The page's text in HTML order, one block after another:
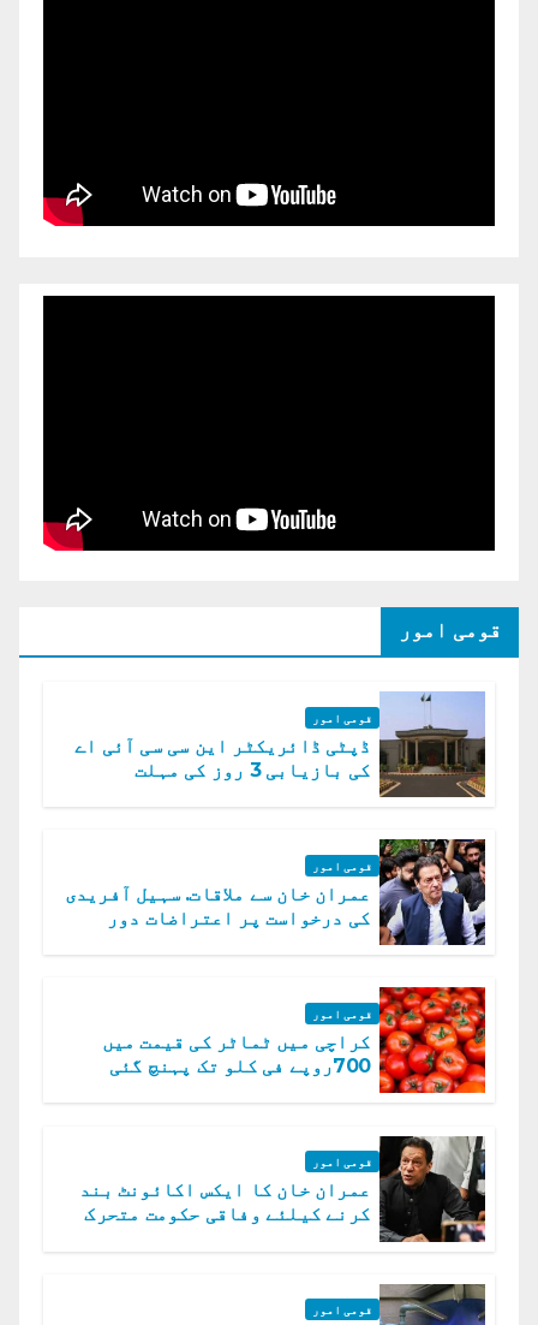
قومی امور
قومی امور
ڈپٹی ڈائریکٹر این سی سی آئی اے
کی بازیابی 3 روز کی مہلت
قومی امور
عمران خان سے ملاقات. سہیل آفریدی
کی درخواست پر اعتراضات دور
قومی امور
کراچی میں ٹماٹر کی قیمت میں
700روپے فی کلو تک پہنچ گئی
قومی امور
عمران خان کا ایکس اکائونٹ بند
کرنے کیلئے وفاقی حکومت متحرک
قومی امور